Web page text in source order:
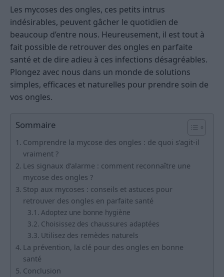
Les mycoses des ongles, ces petits intrus
indésirables, peuvent gâcher le quotidien de
beaucoup d’entre nous. Heureusement, il est tout à
fait possible de retrouver des ongles en parfaite
santé et de dire adieu à ces infections désagréables.
Plongez avec nous dans un monde de solutions
simples, efficaces et naturelles pour prendre soin de
vos ongles.
Sommaire
Comprendre la mycose des ongles : de quoi s’agit-il
vraiment ?
Les signaux d’alarme : comment reconnaître une
mycose des ongles ?
Stop aux mycoses : conseils et astuces pour
retrouver des ongles en parfaite santé
Adoptez une bonne hygiène
Choisissez des chaussures adaptées
Utilisez des remèdes naturels
La prévention, la clé pour des ongles en bonne
santé
Conclusion